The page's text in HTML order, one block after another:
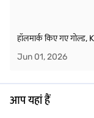
हॉलमार्क किए गए
Jun 01, 2026
आप यहां हैं